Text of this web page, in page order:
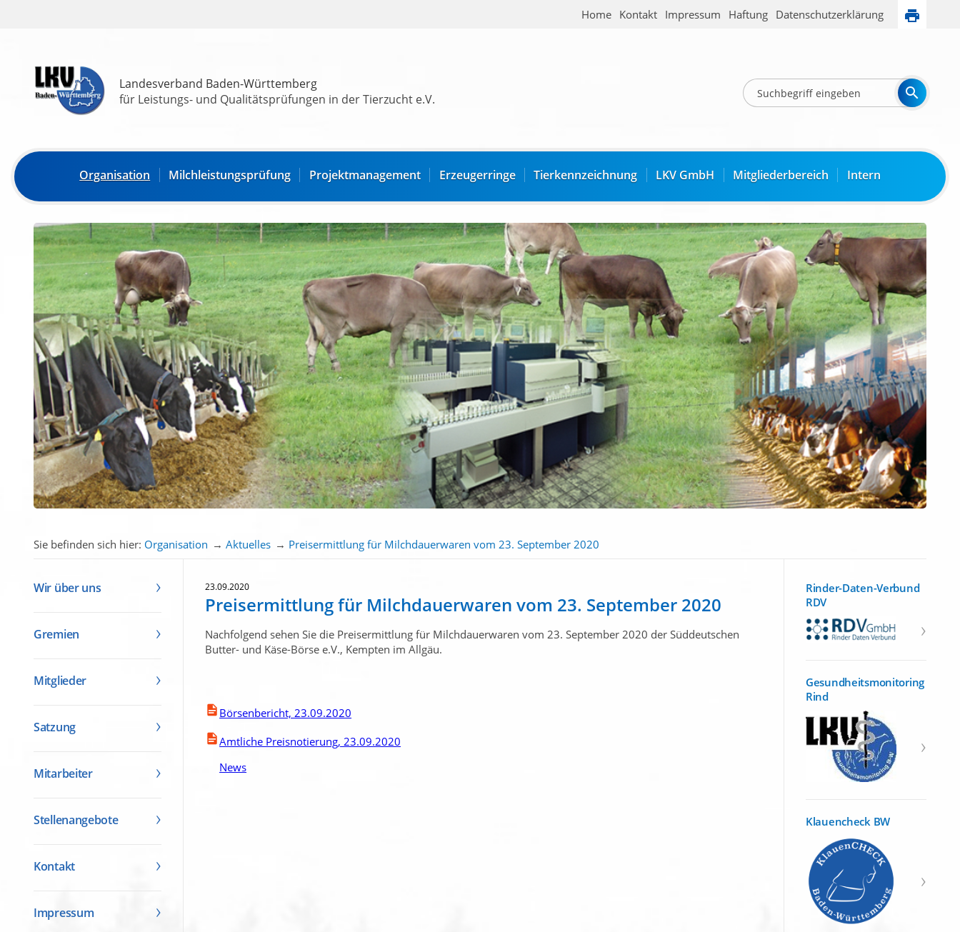
Home Kontakt Impressum Haftung Datenschutzerklärung
Landesverband Baden-Württemberg
für Leistungs- und Qualitätsprüfungen in der Tierzucht e.V.
Organisation Milchleistungsprüfung Projektmanagement Erzeugerringe Tierkennzeichnung LKV GmbH Mitgliederbereich Intern
Sie befinden sich hier: Organisation →Aktuelles → Preisermittlung für Milchdauerwaren vom 23. September 2020
Wir über uns
Gremien
Mitglieder
Satzung
Mitarbeiter
Stellenangebote
Kontakt
Impressum
23.09.2020
Preisermittlung für Milchdauerwaren vom 23. September 2020
Nachfolgend sehen Sie die Preisermittlung für Milchdauerwaren vom 23. September 2020 der Süddeutschen
Butter- und Käse-Börse e.V., Kempten im Allgäu.
Börsenbericht, 23.09.2020
Amtliche Preisnotierung, 23.09.2020
News
Rinder-Daten-Verbund
RDV
Gesundheitsmonitoring
Rind
Klauencheck BW